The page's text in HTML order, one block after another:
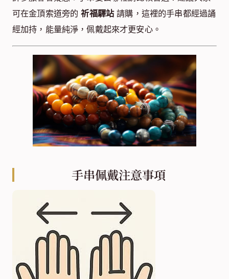
可在金頂索道旁的祈福驛站請購，這裡的手串都經過誦
經加持，能量純淨，佩戴起來才更安心。
手串佩戴注意事項